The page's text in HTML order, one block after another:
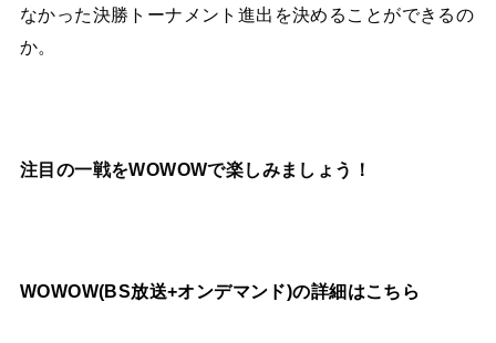
なかった決勝トーナメント進出を決めることができるの
か。
注目の一戦をWOWOWで楽しみましょう！
WOWOW(BS放送+オンデマンド)の詳細はこちら